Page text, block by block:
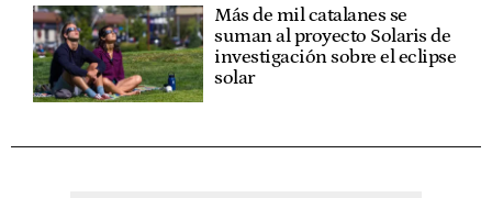
Más de mil catalanes se
suman al proyecto Solaris de
investigación sobre el eclipse
solar